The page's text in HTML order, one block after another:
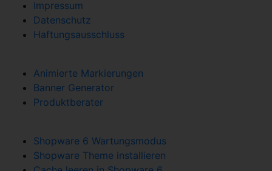
Impressum
Datenschutz
Haftungsausschluss
Animierte Markierungen
Banner Generator
Produktberater
Shopware 6 Wartungsmodus
Shopware Theme installieren